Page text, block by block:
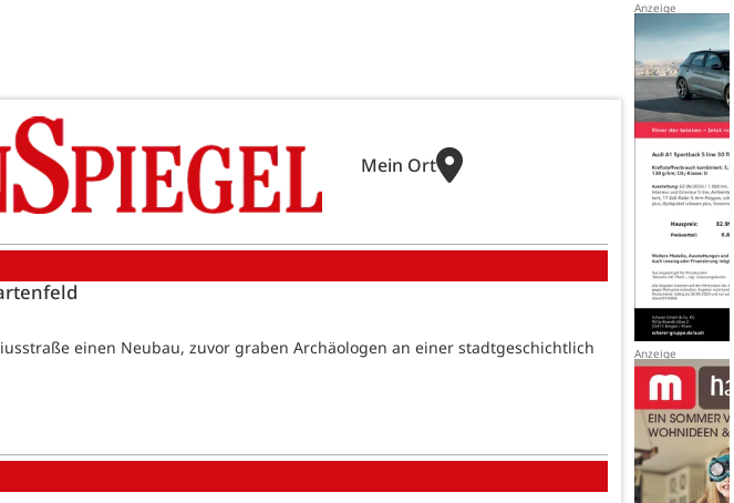
Mein Ort
einen Neubau, zuvor graben Archäologen an einer stadtgeschichtlich